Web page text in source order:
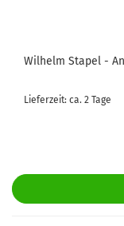
Wilhelm Stapel -
Lieferzeit: ca. 2 Tage